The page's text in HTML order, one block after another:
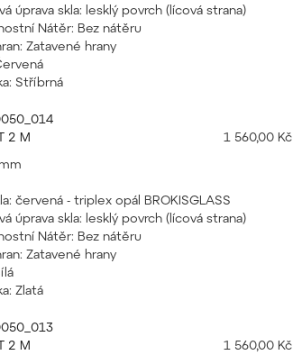
úprava skla: lesklý povrch (lícová strana)
Nátěr: Bez nátěru
Zatavené hrany
Stříbrná
2 M
1 560,00 Kč
červená - triplex opál BROKISGLASS
úprava skla: lesklý povrch (lícová strana)
Nátěr: Bez nátěru
Zatavené hrany
Zlatá
2 M
1 560,00 Kč